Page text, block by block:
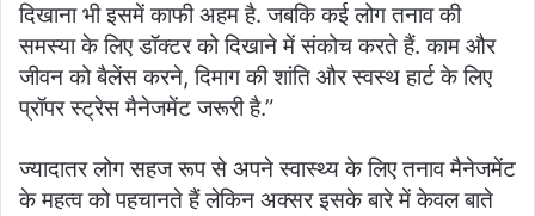
दिखाना भी इसमें काफी अहम है. जबकि कई लोग तनाव की
समस्या के लिए डॉक्टर को दिखाने में संकोच करते हैं. काम और
जीवन को बैलेंस करने, दिमाग की शांति और स्वस्थ हार्ट के लिए
प्रॉपर स्ट्रेस मैनेजमेंट जरूरी है.”
ज्यादातर लोग सहज रूप से अपने स्वास्थ्य के लिए तनाव मैनेजमेंट
के महत्व को पहचानते हैं लेकिन अक्सर इसके बारे में केवल बाते